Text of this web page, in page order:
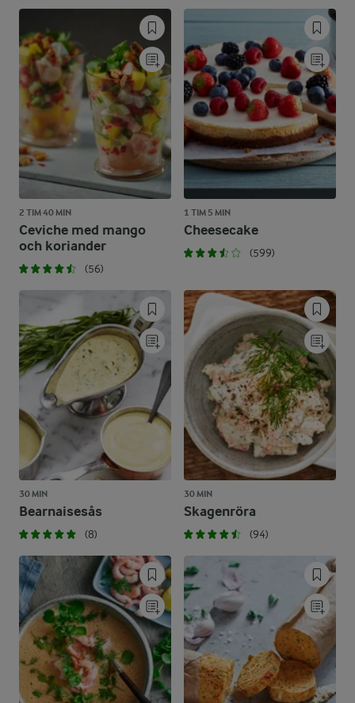
2 TIM 40 MIN
Ceviche med mango
och koriander
(56)
1 TIM 5 MIN
Cheesecake
(599)
30 MIN
Bearnaisesås
(8)
30 MIN
Skagenröra
(94)